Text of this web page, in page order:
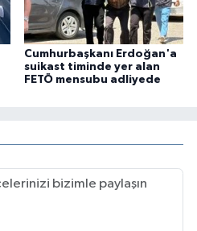
Cumhurbaşkanı Erdoğan'a
suikast timinde yer alan
FETÖ mensubu adliyede